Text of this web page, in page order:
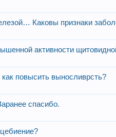
Каковы признаки
активности
повысить выносливрсть?
спасибо.